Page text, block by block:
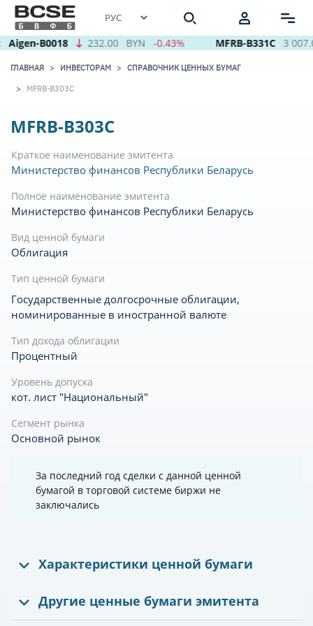
Aigen-B0018 232.00 BYN -0.43% MFRB-B331C 3
ГЛАВНАЯ ИНВЕСТОРАМ СПРАВОЧНИК ЦЕННЫХ БУМАГ
MFRB-B303C
MFRB-B303C
Краткое наименование эмитента
Министерство финансов Республики Беларусь
Полное наименование эмитента
Министерство финансов Республики Беларусь
Вид ценной бумаги
Облигация
Тип ценной бумаги
Государственные долгосрочные облигации,
номинированные в иностранной валюте
Тип дохода облигации
Процентный
Уровень допуска
кот. лист "Национальный"
Сегмент рынка
Основной рынок
За последний год сделки с данной ценной
бумагой в торговой системе биржи не
заключались
Характеристики ценной бумаги
Другие ценные бумаги эмитента